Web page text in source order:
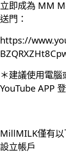
立即成為 MM
送門：
https://
＊建議使用電
YouTube APP
MillMILK僅有以
設立帳戶